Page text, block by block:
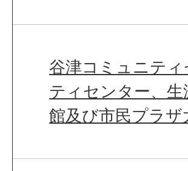
谷津コミュニテ
ティセンター、
館及び市民プラザ